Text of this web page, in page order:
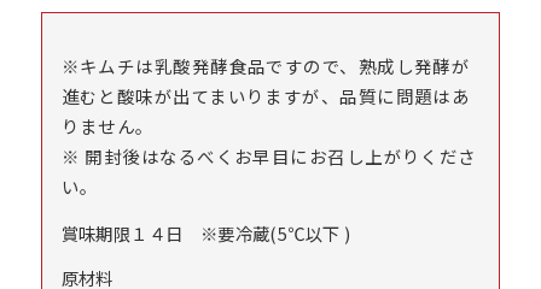
※キムチは乳酸発酵食品ですので、熟成し発酵が
進むと酸味が出てまいりますが、品質に問題はあ
りません。
※ 開封後はなるべくお早目にお召し上がりくださ
い。
賞味期限 １４日 ※要冷蔵(5℃以下 )
原材料